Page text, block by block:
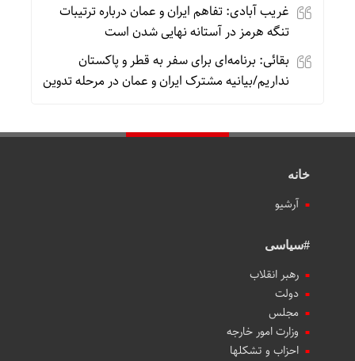
غریب آبادی: تفاهم ایران و عمان درباره ترتیبات
تنگه هرمز در آستانه نهایی شدن است
بقائی: برنامه‌ای برای سفر به قطر و پاکستان
نداریم/بیانیه مشترک ایران و عمان در مرحله تدوین
خانه
آرشیو
#سیاسی
رهبر انقلاب
دولت
مجلس
وزارت امور خارجه
احزاب و تشکلها